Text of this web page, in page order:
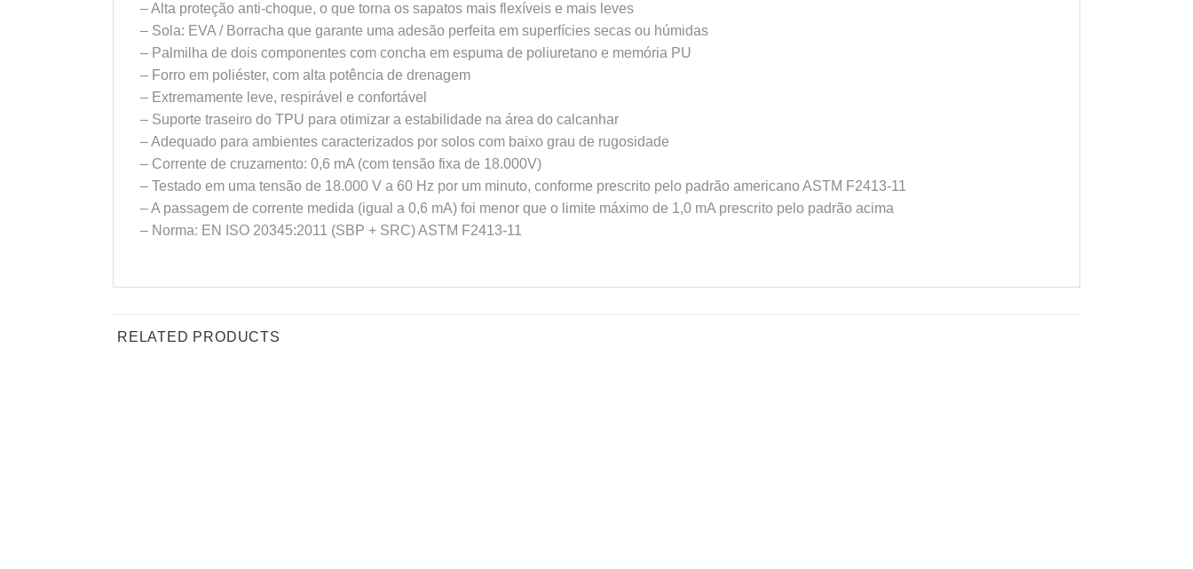
– Alta proteção anti-choque, o que torna os sapatos mais flexíveis e mais leves
– Sola: EVA / Borracha que garante uma adesão perfeita em superfícies secas ou húmidas
– Palmilha de dois componentes com concha em espuma de poliuretano e memória PU
– Forro em poliéster, com alta potência de drenagem
– Extremamente leve, respirável e confortável
– Suporte traseiro do TPU para otimizar a estabilidade na área do calcanhar
– Adequado para ambientes caracterizados por solos com baixo grau de rugosidade
– Corrente de cruzamento: 0,6 mA (com tensão fixa de 18.000V)
– Testado em uma tensão de 18.000 V a 60 Hz por um minuto, conforme prescrito pelo padrão americano ASTM F2413-11
– A passagem de corrente medida (igual a 0,6 mA) foi menor que o limite máximo de 1,0 mA prescrito pelo padrão acima
– Norma: EN ISO 20345:2011 (SBP + SRC) ASTM F2413-11
RELATED PRODUCTS